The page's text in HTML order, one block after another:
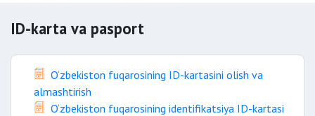
ID-karta va pasport
O‘zbekiston fuqarosining ID-kartasini olish va
almashtirish
O‘zbekiston fuqarosining identifikatsiya ID-kartasi